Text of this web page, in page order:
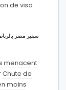
de visa
menacent
Chute de
moins